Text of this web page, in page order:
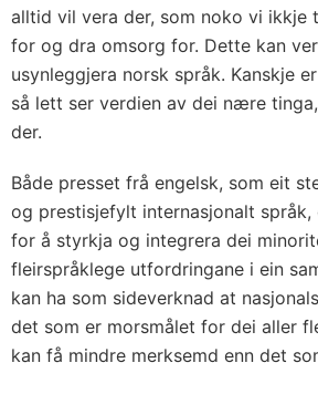
alltid vil vera der, som noko vi ikkje
for og dra omsorg for. Dette kan
usynleggjera norsk språk. Kanskje
så lett ser verdien av dei nære
der.
Både presset frå engelsk, som eit
og prestisjefylt internasjonalt språk,
for å styrkja og integrera dei
fleirspråklege utfordringane i ein
kan ha som sideverknad at
det som er morsmålet for dei aller
kan få mindre merksemd enn det